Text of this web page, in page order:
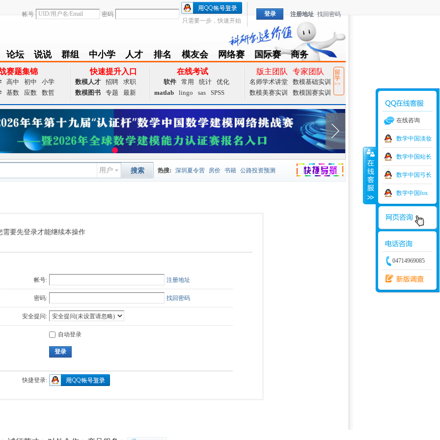
帐号
密码
只需要一步，快速开始
登录 注册地址 找回密码
论坛
BBS
说说
Follow
群组
group
中小学
zxx
人才
achieve
排名
Ranklist
模友会
Club
网络赛
TZMCM
国际赛
CAMCM
商务
Special
赛题集锦
高中 初中
小学
基数 应数 数哲
快速提升入口
数模人才 招聘
求职
数模图书
专题 最新
在线考试
软件 常用 统计
优化
matlab
lingo sas SPSS
版主团队 专家团队
名师学术讲堂
数模基础实训
数模美赛实训
数模国赛实训
留
学
>>
捷导航
用户 搜索 热搜: 深圳夏令营 房价 书籍 公路投资预测
需要先登录才能继续本操作
帐号: 注册地址
密码: 找回密码
安全提问:
自动登录
登录
快捷登录:
在线咨询
数学中国淡妆
数学中国站长
数学中国弓长
数学中国fox
04714969085